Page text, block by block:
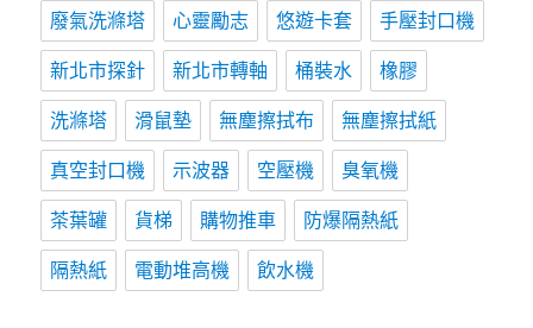
廢氣洗滌塔 心靈勵志 悠遊卡套 手壓封口機
新北市探針 新北市轉軸 桶裝水 橡膠
洗滌塔 滑鼠墊 無塵擦拭布 無塵擦拭紙
真空封口機 示波器 空壓機 臭氧機
茶葉罐 貨梯 購物推車 防爆隔熱紙
隔熱紙 電動堆高機 飲水機